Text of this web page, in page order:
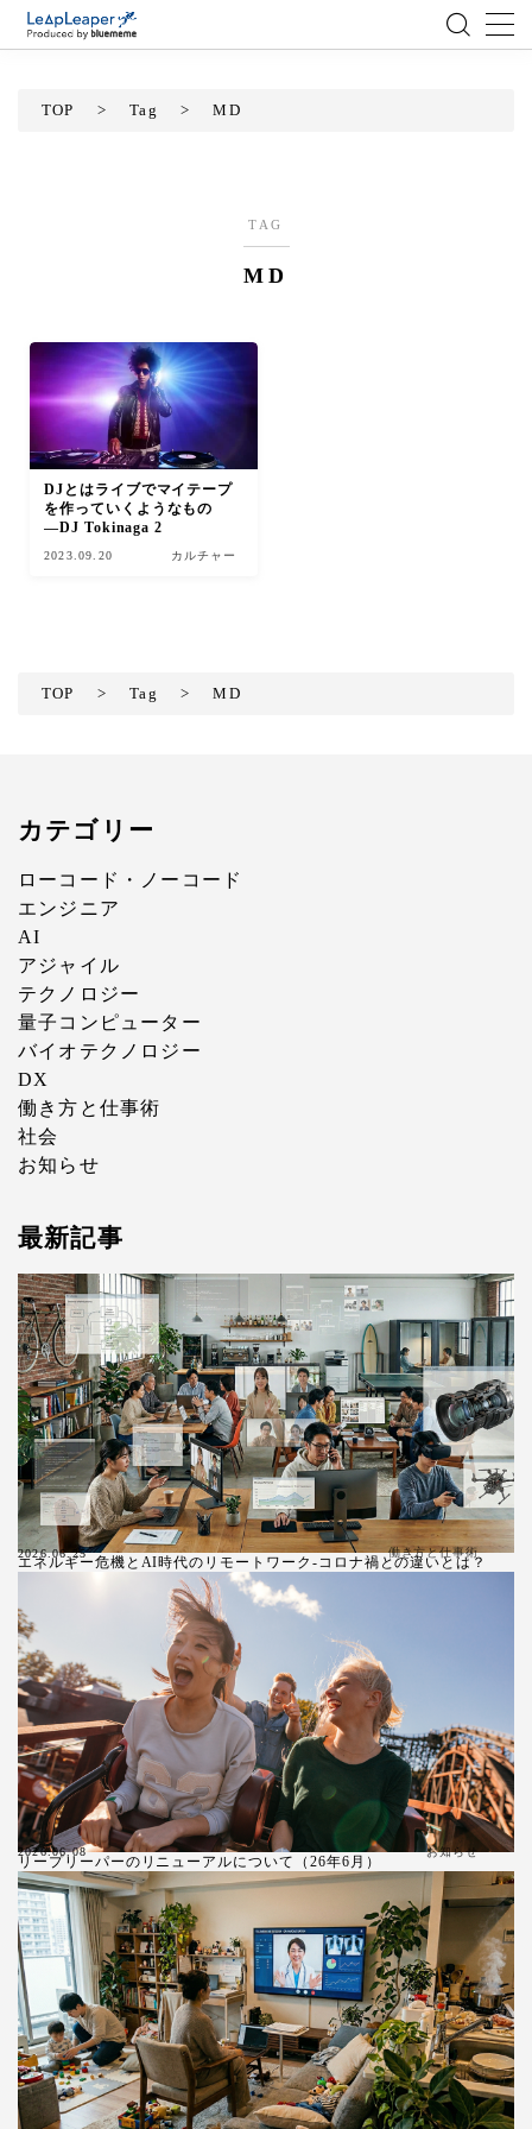
アジャイル
テクノロジー
BlueMeme
TOP > Tag > MD
TAG
MD
DJとはライブでマイテープ
を作っていくようなもの
―DJ Tokinaga 2
2023.09.20 カルチャー
TOP > Tag > MD
カテゴリー
ローコード・ノーコード
エンジニア
AI
アジャイル
テクノロジー
量子コンピューター
バイオテクノロジー
DX
働き方と仕事術
社会
お知らせ
最新記事
エネルギー危機とAI時代のリモートワーク-コロナ禍との違いとは？
2026.06.25 働き方と仕事術
リープリーパーのリニューアルについて（26年6月）
2026.06.08 お知らせ